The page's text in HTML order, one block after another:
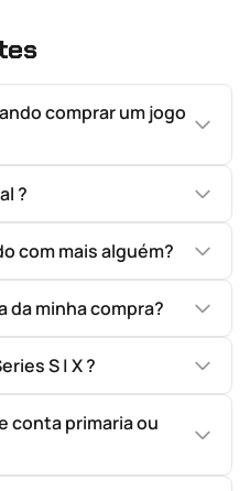
comprar um jogo
?
com mais alguém?
da minha compra?
S | X ?
conta primaria ou